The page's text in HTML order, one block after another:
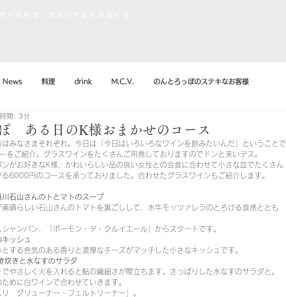
News 料理 drink M.C.V. のんとろっぽのステキなお客様
イベント
scienza in cucina arte のんとろっぽ 2018ウィーンベネチア
まかない シャンパン&スパークリング
メニュー
ある日のK様おまかせのコース
間: 3分
みなさまそれぞれ。今日は「今日はいろいろなワインを飲みたいんだ」ということで
をご紹介。グラスワインをたくさんご用意しておりますのでドンと来いデス。
がお好きなK様、かわいらしい品の良い女性との会食に合わせて小さな皿でたくさん
6000円のコースを承っておりました。合わせたグラスワインもご紹介します。
石山さんのトとマトのスープ
晴らしい石山さんのトマトを裏ごしして、水牛モッツァレラのとろける食感ととも
ャンパン、「ボーモン・デ・クルイエール」からスタートです。
ッシュ
する色気のある香りと濃厚なチーズがマッチした小さなキッシュです。
炊きと水なすのサラダ
やさしく火を入れると鮎の繊細さが際立ちます。さっぱりした水なすのサラダと。
めに白ワインで合わせていきます。
　グリューナー・フェルトリーナー」。